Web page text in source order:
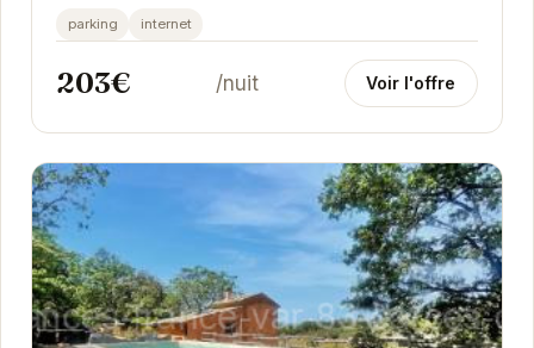
Carcès.
parking internet
203€ /nuit Voir l'offre